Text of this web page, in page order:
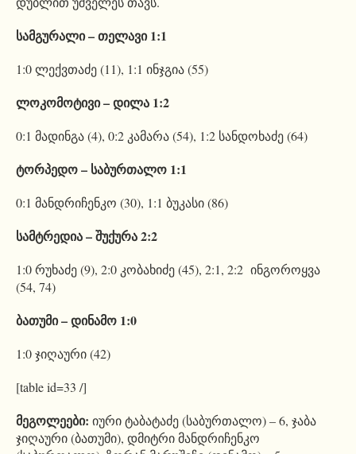
სამგურალი – თელავი 1:1
1:0 ლექვთაძე (11), 1:1 ინჯგია (55)
ლოკომოტივი – დილა 1:2
0:1 მადინგა (4), 0:2 კამარა (54), 1:2 სანდოხაძე (64)
ტორპედო – საბურთალო 1:1
0:1 მანდრიჩენკო (30), 1:1 ბუკასი (86)
სამტრედია – შუქურა 2:2
1:0 რუხაძე (9), 2:0 კობახიძე (45), 2:1, 2:2 ინგოროყვა
(54, 74)
ბათუმი – დინამო 1:0
1:0 ჯიღაური (42)
[table id=33 /]
მეგოლეები: იური ტაბატაძე (საბურთალო) – 6, ჯაბა
ჯიღაური (ბათუმი), დმიტრი მანდრიჩენკო